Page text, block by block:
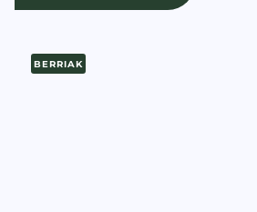
BERRIAK